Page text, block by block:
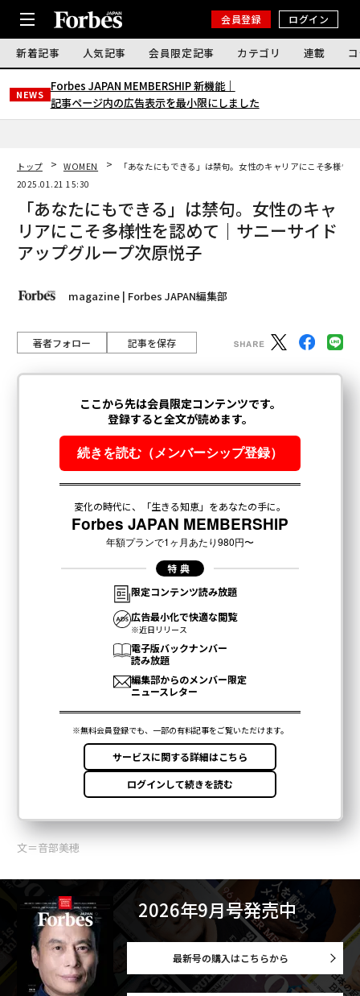
会員登録 ログイン
新着記事 人気記事 会員限定記事 カテゴリ 連載
NEWS
Forbes JAPAN MEMBERSHIP 新機能｜
記事ページ内の広告表示を最小限にしました
トップ WOMEN
「あなたにもできる」は禁句。女性のキャリアにこそ多様性
2025.01.21 15:30
「あなたにもできる」は禁句。女性のキャ
リアにこそ多様性を認めて｜サニーサイド
アップグループ次原悦子
magazine | Forbes JAPAN編集部
著者フォロー 記事を保存
文＝音部美穂
2026年9月号発売中
最新号の購入はこちらから